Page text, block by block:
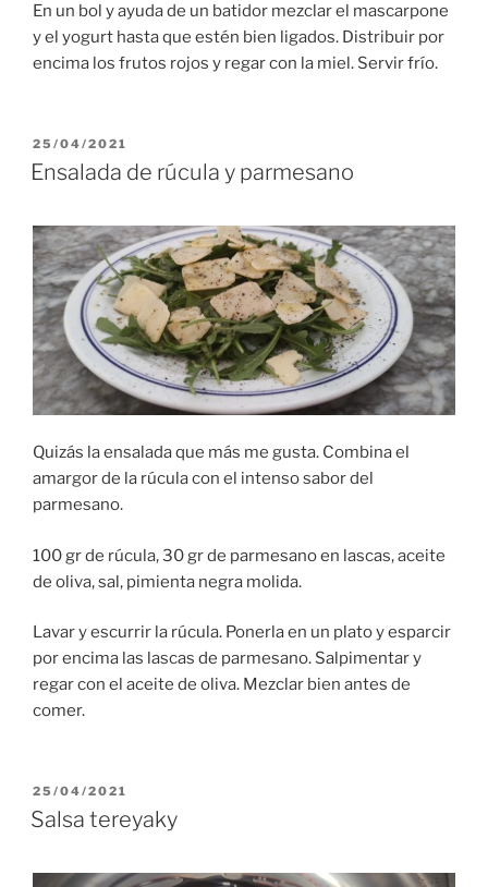
En un bol y ayuda de un batidor mezclar el mascarpone
y el yogurt hasta que estén bien ligados. Distribuir por
encima los frutos rojos y regar con la miel. Servir frío.
PUBLICADO
EL
25/04/2021
Ensalada de rúcula y parmesano
Quizás la ensalada que más me gusta. Combina el
amargor de la rúcula con el intenso sabor del
parmesano.
100 gr de rúcula, 30 gr de parmesano en lascas, aceite
de oliva, sal, pimienta negra molida.
Lavar y escurrir la rúcula. Ponerla en un plato y esparcir
por encima las lascas de parmesano. Salpimentar y
regar con el aceite de oliva. Mezclar bien antes de
comer.
PUBLICADO
EL
25/04/2021
Salsa tereyaky